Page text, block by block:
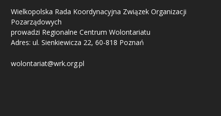
Wielkopolska Rada Koordynacyjna Związek Organizacji
Pozarządowych
prowadzi Regionalne Centrum Wolontariatu
Adres: ul. Sienkiewicza 22, 60-818 Poznań
wolontariat@wrk.org.pl